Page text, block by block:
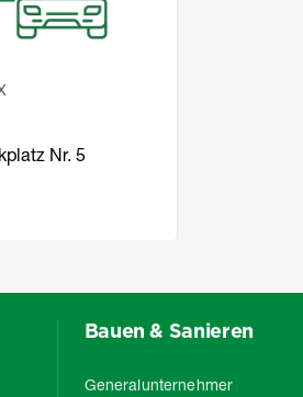
Nr. 5
Bauen & Sanieren
Generalunternehmer